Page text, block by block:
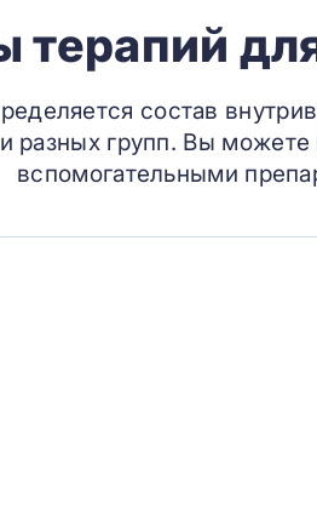
состав
разных групп. Вы
вспомогательными